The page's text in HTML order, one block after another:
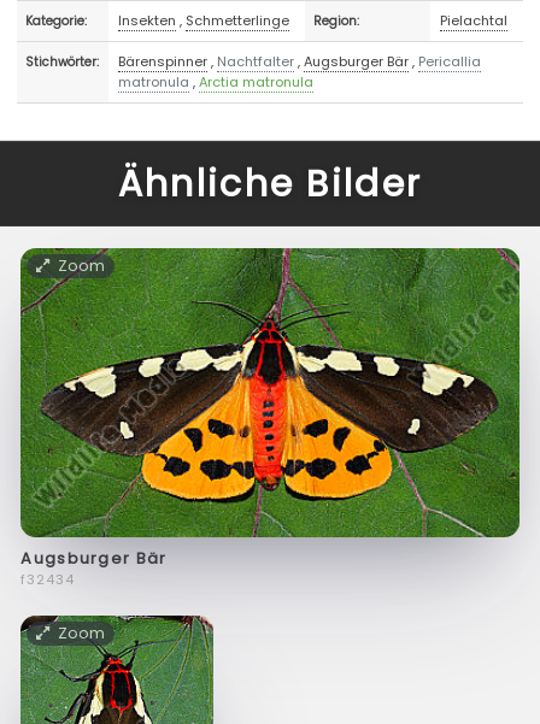
Kategorie: Insekten , Schmetterlinge Region: Pielachtal
Stichwörter: Bärenspinner, Nachtfalter,Augsburger Bär, Pericallia
matronula ,Arctia matronula
Ähnliche Bilder
Zoom
Augsburger Bär
f32434
Zoom